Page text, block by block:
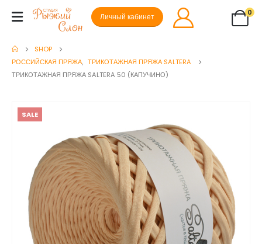
Личный кабинет
0
SHOP
РОССИЙСКАЯ ПРЯЖА, ТРИКОТАЖНАЯ ПРЯЖА SALTERA
ТРИКОТАЖНАЯ ПРЯЖА SALTERA 50 (КАПУЧИНО)
SALE